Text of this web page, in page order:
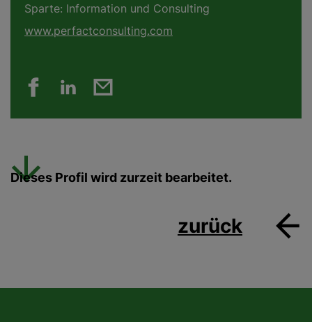
Sparte: Information und Consulting
www.perfactconsulting.com
Dieses Profil wird zurzeit bearbeitet.
zurück